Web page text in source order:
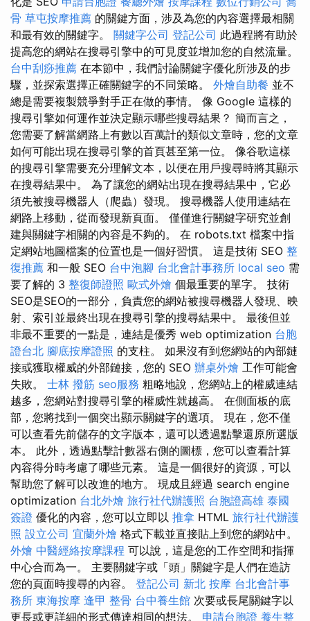
骨 草屯按摩推薦 的關鍵方面，涉及為您的內容選擇最相關
和最有效的關鍵字。 關鍵字公司 登記公司 此過程將有助於
提高您的網站在搜尋引擎中的可見度並增加您的自然流量。
台中刮痧推薦 在本節中，我們討論關鍵字優化所涉及的步
驟，並探索選擇正確關鍵字的不同策略。 外燴自助餐 並不
總是需要複製競爭對手正在做的事情。 像 Google 這樣的
搜尋引擎如何運作並決定顯示哪些搜尋結果？ 簡而言之，
您需要了解當網路上有數以百萬計的類似文章時，您的文章
如何可能出現在搜尋引擎的首頁甚至第一位。 像谷歌這樣
的搜尋引擎需要充分理解文本，以便在用戶搜尋時將其顯示
在搜尋結果中。 為了讓您的網站出現在搜尋結果中，它必
須先被搜尋機器人（爬蟲）發現。 搜尋機器人使用連結在
網路上移動，從而發現新頁面。 僅僅進行關鍵字研究並創
建與關鍵字相關的內容是不夠的。 在 robots.txt 檔案中指
定網站地圖檔案的位置也是一個好習慣。 這是技術 SEO 整
復推薦 和一般 SEO 台中泡腳 台北會計事務所 local seo 需
要了解的 3 整復師證照 歐式外燴 個最重要的單字。 技術
SEO是SEO的一部分，負責您的網站被搜尋機器人發現、映
射、索引並最終出現在搜尋引擎的搜尋結果中。 最後但並
非最不重要的一點是，連結是優秀 web optimization 台胞
證台北 腳底按摩證照 的支柱。 如果沒有到您網站的內部鏈
接或獲取權威的外部鏈接，您的 SEO 辦桌外燴 工作可能會
失敗。 士林 撥筋 seo服務 粗略地說，您網站上的權威連結
越多，您網站對搜尋引擎的權威性就越高。 在側面板的底
部，您將找到一個突出顯示關鍵字的選項。 現在，您不僅
可以查看先前儲存的文字版本，還可以透過點擊還原所選版
本。 此外，透過點擊計數器右側的圖標，您可以查看計算
內容得分時考慮了哪些元素。 這是一個很好的資源，可以
幫助您了解可以改進的地方。 現成且經過 search engine
optimization 台北外燴 旅行社代辦護照 台胞證高雄 泰國
簽證 優化的內容，您可以立即以 推拿 HTML 旅行社代辦護
照 設立公司 宜蘭外燴 格式下載並直接貼上到您的網站中。
外燴 中醫經絡按摩課程 可以說，這是您的工作空間和指揮
中心合而為一。 主要關鍵字或「頭」關鍵字是人們在造訪
您的頁面時搜尋的內容。 登記公司 新北 按摩 台北會計事
務所 東海按摩 逢甲 整骨 台中養生館 次要或長尾關鍵字以
更長或更詳細的形式傳達相同的想法。 申請台胞證 養生整